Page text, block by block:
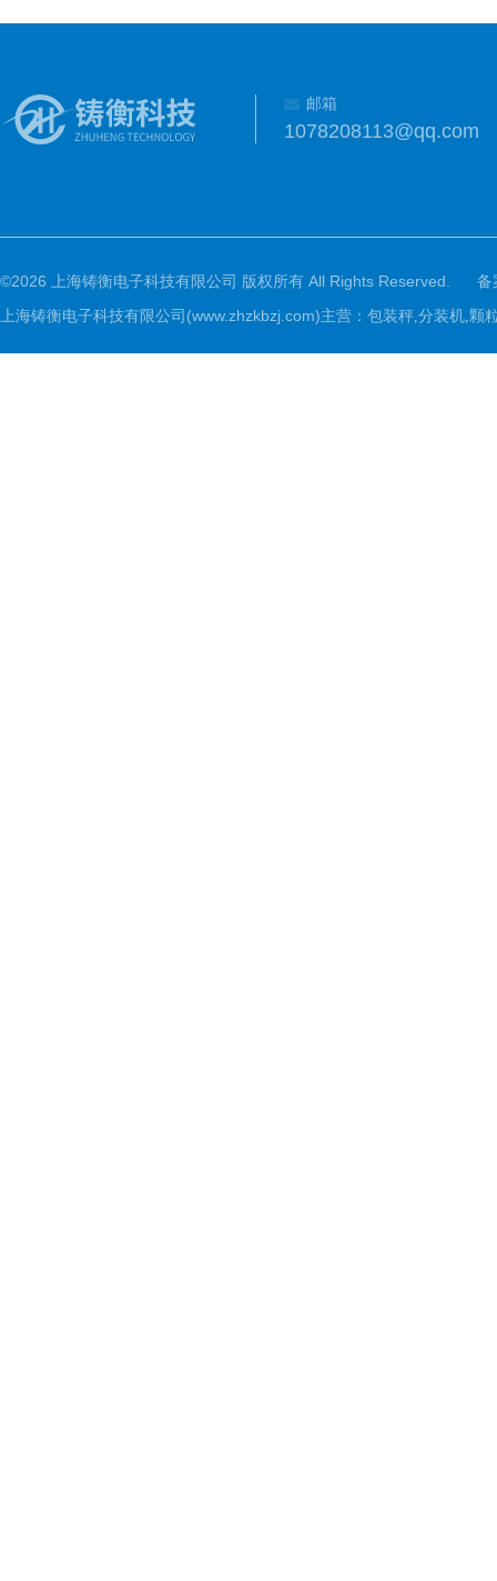
邮箱
1078208113@qq.com
©2026 上海铸衡电子科技有限公司 版权所有 All Rights Reserved.
备
上海铸衡电子科技有限公司(www.zhzkbzj.com)主营： 包装秤,分装机,颗